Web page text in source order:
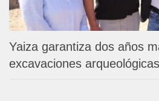
Yaiza garantiza dos años
excavaciones